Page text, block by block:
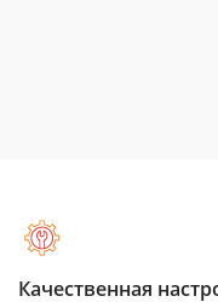
Качественная